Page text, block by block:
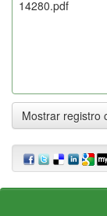
14280.pdf
Mostrar registro